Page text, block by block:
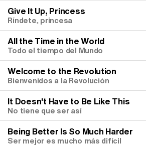
Give It Up, Princess
Ríndete, princesa
All the Time in the World
Todo el tiempo del Mundo
Welcome to the Revolution
Bienvenidos a la Revolución
It Doesn't Have to Be Like This
No tiene que ser así
Being Better Is So Much Harder
Ser mejor es mucho más difícil